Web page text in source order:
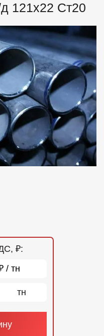
121х22 Ст20
₽:
/ тн
тн